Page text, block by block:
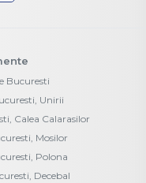
Bucuresti
Unirii
Calea Calarasilor
Mosilor
Polona
Decebal